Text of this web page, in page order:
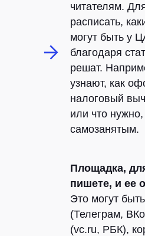
читателям.
расписать,
могут быть у
благодаря
решат.
узнают, как
налоговый
или что
самозанятым.
Площадка,
пишете, и ее
Это могут
(Телеграм,
(vc.ru, РБК),